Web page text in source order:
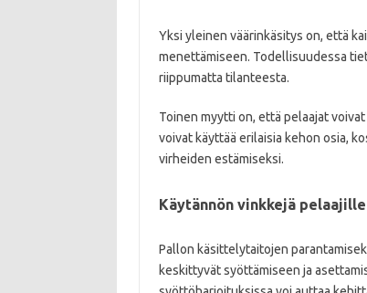
Yksi yleinen väärinkäsitys on, että
menettämiseen. Todellisuudessa
riippumatta tilanteesta.
Toinen myytti on, että pelaajat
voivat käyttää erilaisia kehon osia,
virheiden estämiseksi.
Käytännön vinkkejä
Pallon käsittelytaitojen
keskittyvät syöttämiseen ja